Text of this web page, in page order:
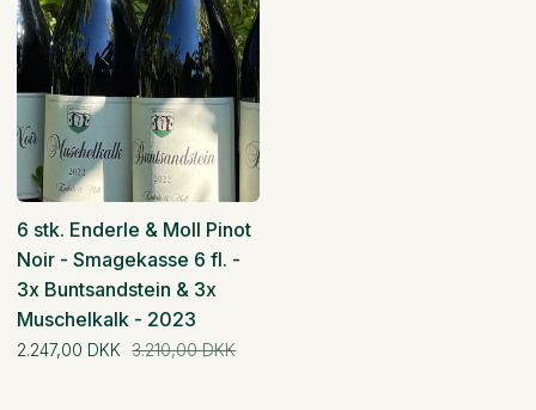
6 stk. Enderle & Moll Pinot
Noir - Smagekasse 6 fl. -
3x Buntsandstein & 3x
Muschelkalk - 2023
2.247,00 DKK Normal pris
3.210,00 DKK